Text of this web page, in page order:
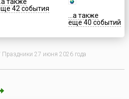
42 события
...а также
еще 40 событий
Праздники 27 июня 2026 года